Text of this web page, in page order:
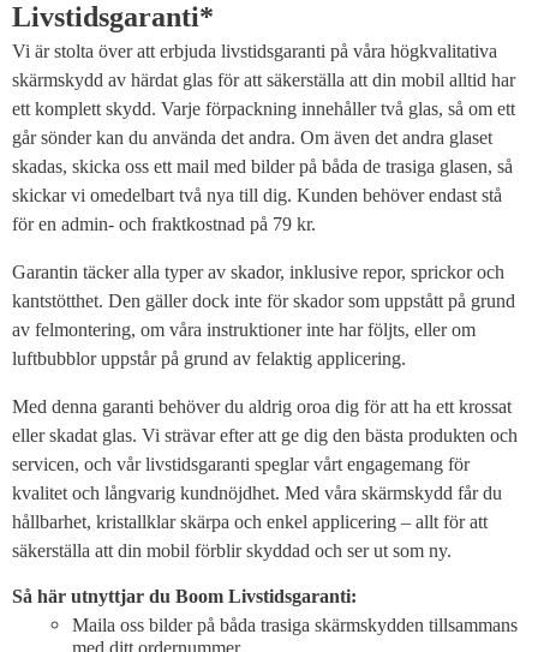
Livstidsgaranti*
Vi är stolta över att erbjuda livstidsgaranti på våra högkvalitativa
skärmskydd av härdat glas för att säkerställa att din mobil alltid har
ett komplett skydd. Varje förpackning innehåller två glas, så om ett
går sönder kan du använda det andra. Om även det andra glaset
skadas, skicka oss ett mail med bilder på båda de trasiga glasen, så
skickar vi omedelbart två nya till dig. Kunden behöver endast stå
för en admin- och fraktkostnad på 79 kr.
Garantin täcker alla typer av skador, inklusive repor, sprickor och
kantstötthet. Den gäller dock inte för skador som uppstått på grund
av felmontering, om våra instruktioner inte har följts, eller om
luftbubblor uppstår på grund av felaktig applicering.
Med denna garanti behöver du aldrig oroa dig för att ha ett krossat
eller skadat glas. Vi strävar efter att ge dig den bästa produkten och
servicen, och vår livstidsgaranti speglar vårt engagemang för
kvalitet och långvarig kundnöjdhet. Med våra skärmskydd får du
hållbarhet, kristallklar skärpa och enkel applicering – allt för att
säkerställa att din mobil förblir skyddad och ser ut som ny.
Så här utnyttjar du Boom Livstidsgaranti:
Maila oss bilder på båda trasiga skärmskydden tillsammans